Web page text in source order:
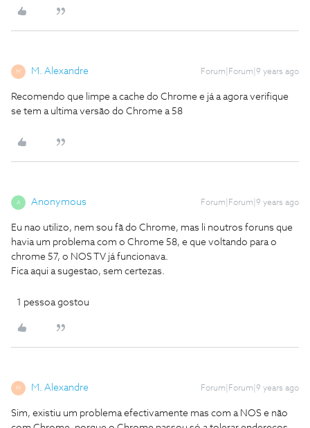
M M. Alexandre Forum|Forum|9 years ago
Recomendo que limpe a cache do Chrome e já a agora verifique
se tem a ultima versão do Chrome a 58
A Anonymous Forum|Forum|9 years ago
Eu nao utilizo, nem sou fã do Chrome, mas li noutros foruns que
havia um problema com o Chrome 58, e que voltando para o
chrome 57, o NOS TV já funcionava.
Fica aqui a sugestao, sem certezas.
1 pessoa gostou
M M. Alexandre Forum|Forum|9 years ago
Sim, existiu um problema efectivamente mas com a NOS e não